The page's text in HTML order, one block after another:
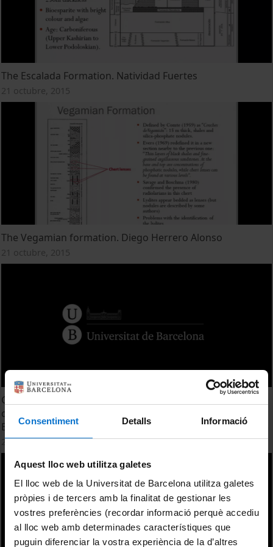
Consentiment Detalls Informació
Aquest lloc web utilitza galetes
El lloc web de la Universitat de Barcelona utilitza galetes
pròpies i de tercers amb la finalitat de gestionar les
vostres preferències (recordar informació perquè accediu
al lloc web amb determinades característiques que
puguin diferenciar la vostra experiència de la d’altres
The Escalada Formation. Natividad Fuertes
21 octubre, 2015
The Vegamian formation. Diego Herrero Alonso
21 octubre, 2015
Geostatistical models of an artifact relative frequency
data and the sourcing of knappable materials. Gustavo
Barrientos
21 octubre, 2015